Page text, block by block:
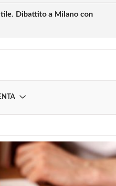
Dibattito a Milano con